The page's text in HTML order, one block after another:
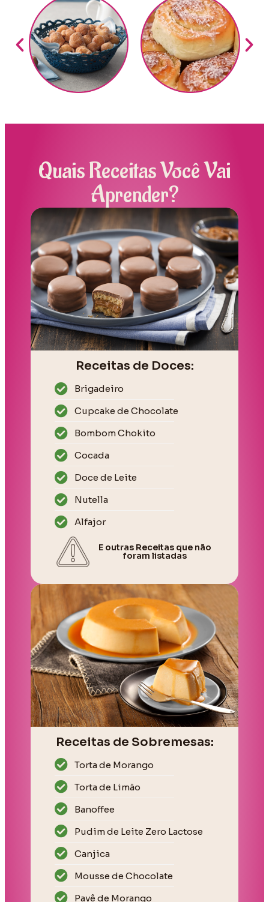
Quais Receitas Você Vai
Aprender?
Receitas de Doces:
Brigadeiro
Cupcake de Chocolate
Bombom Chokito
Cocada
Doce de Leite
Nutella
Alfajor
E outras Receitas que não
foram listadas
Receitas de Sobremesas:
Torta de Morango
Torta de Limão
Banoffee
Pudim de Leite Zero Lactose
Canjica
Mousse de Chocolate
Pavê de Morango